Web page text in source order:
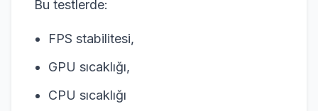
Bu testlerde:
FPS stabilitesi,
GPU sıcaklığı,
CPU sıcaklığı